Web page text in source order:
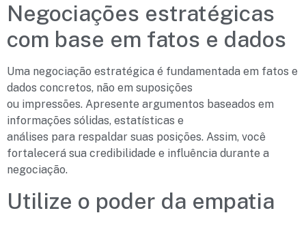
Negociações estratégicas
com base em fatos e dados
Uma negociação estratégica é fundamentada em fatos e
dados concretos, não em suposições
ou impressões. Apresente argumentos baseados em
informações sólidas, estatísticas e
análises para respaldar suas posições. Assim, você
fortalecerá sua credibilidade e influência durante a
negociação.
Utilize o poder da empatia